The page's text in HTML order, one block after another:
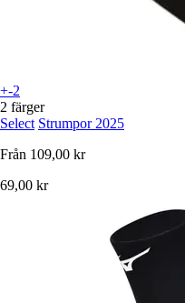
+-2
2 färger
Select Strumpor 2025
Från 109,00 kr
69,00 kr